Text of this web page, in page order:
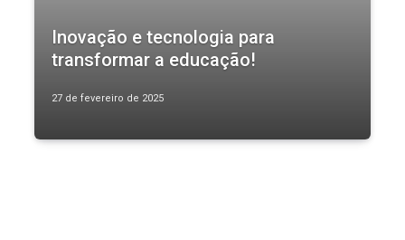
Inovação e tecnologia para
transformar a educação!
27 de fevereiro de 2025